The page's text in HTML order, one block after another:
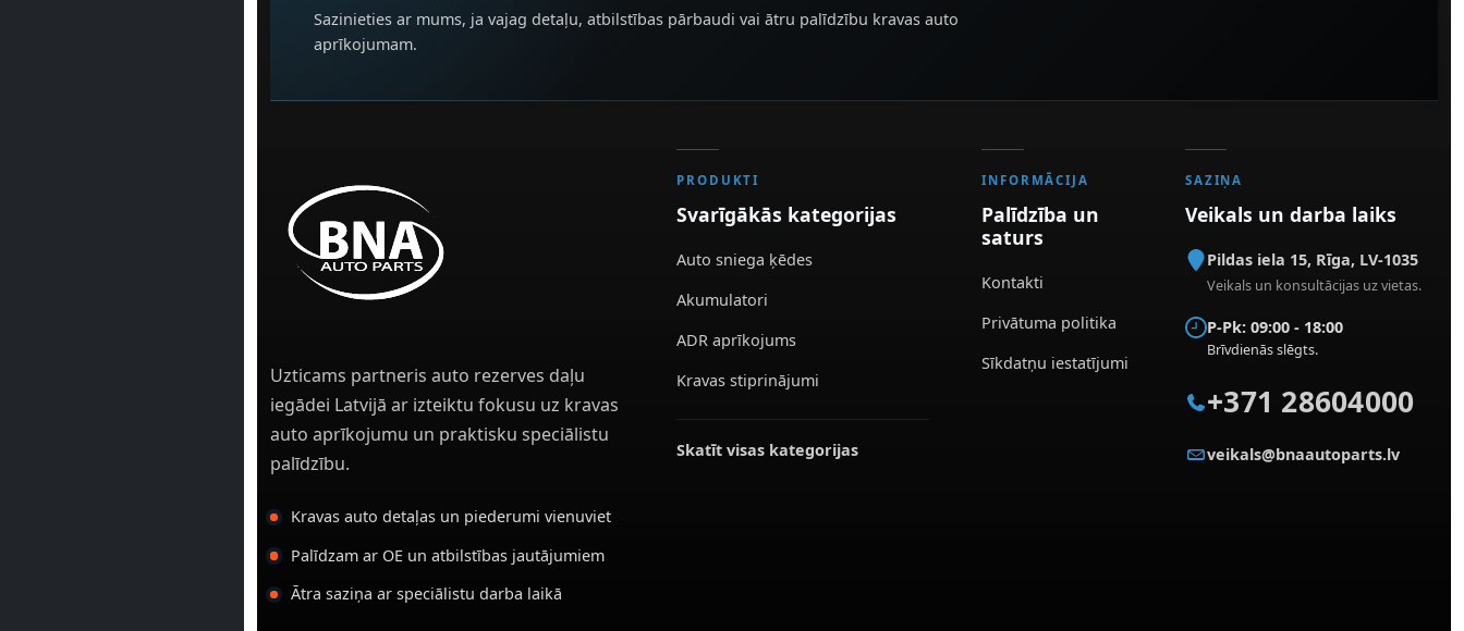
Sazinieties ar mums, ja vajag detaļu, atbilstības pārbaudi vai ātru palīdzību kravas auto
aprīkojumam.
Uzticams partneris auto rezerves daļu
iegādei Latvijā ar izteiktu fokusu uz kravas
auto aprīkojumu un praktisku speciālistu
palīdzību.
Kravas auto detaļas un piederumi vienuviet
Palīdzam ar OE un atbilstības jautājumiem
Ātra saziņa ar speciālistu darba laikā
PRODUKTI
Svarīgākās kategorijas
Auto sniega ķēdes
Akumulatori
ADR aprīkojums
Kravas stiprinājumi
Skatīt visas kategorijas
INFORMĀCIJA
Palīdzība un
saturs
Kontakti
Privātuma politika
Sīkdatņu iestatījumi
SAZIŅA
Veikals un darba laiks
Pildas iela 15, Rīga, LV-1035
Veikals un konsultācijas uz vietas.
P-Pk: 09:00 - 18:00
Brīvdienās slēgts.
+371 28604000
veikals@bnaautoparts.lv